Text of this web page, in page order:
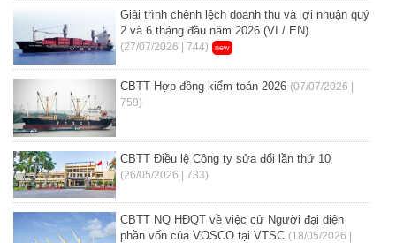
Giải trình chênh lệch doanh thu và lợi nhuận quý
2 và 6 tháng đầu năm 2026 (VI / EN)
(27/07/2026 | 744) new
CBTT Hợp đồng kiểm toán 2026 (07/07/2026 |
759)
CBTT Điều lệ Công ty sửa đổi lần thứ 10
(26/05/2026 | 733)
CBTT NQ HĐQT về việc cử Người đại diện
phần vốn của VOSCO tại VTSC (18/05/2026 |